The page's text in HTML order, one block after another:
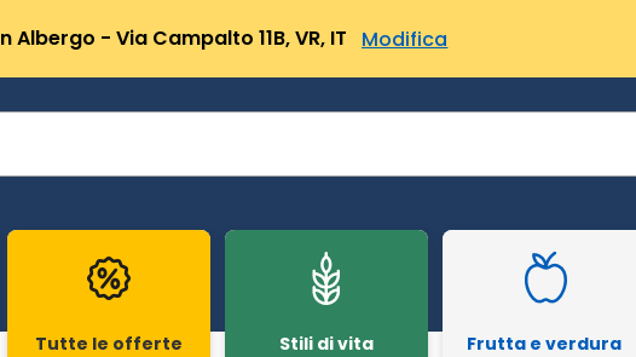
Albergo - Via Campalto 11B, VR, IT Modifica
Tutte le offerte Stili di vita Frutta e verdura